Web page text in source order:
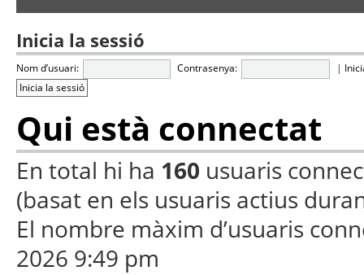
Inicia la sessió
Nom d’usuari: Contrasenya: |
Qui està connectat
En total hi ha 160 usuaris
(basat en els usuaris actius
El nombre màxim d’usuaris
2026 9:49 pm